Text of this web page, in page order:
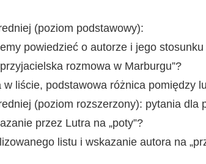
(poziom podstawowy):
powiedzieć o autorze i jego
rozmowa w Marburgu”?
liście, podstawowa różnica pomiędzy
(poziom rozszerzony): pytania dla
przez Lutra na „poty”?
listu i wskazanie autora na